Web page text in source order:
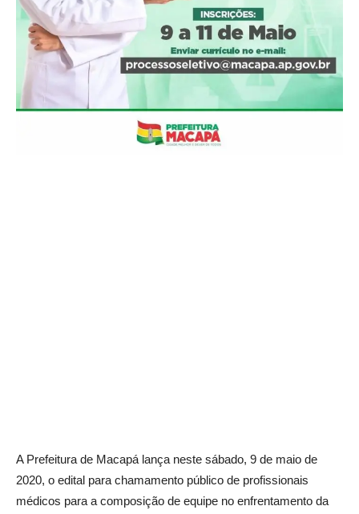
A Prefeitura de Macapá lança neste sábado, 9 de maio de
2020, o edital para chamamento público de profissionais
médicos para a composição de equipe no enfrentamento da